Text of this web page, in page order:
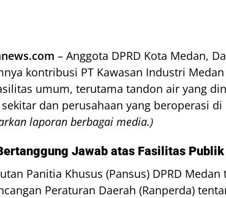
– Anggota DPRD Kota Medan,
kontribusi PT Kawasan Industri Medan
umum, terutama tandon air yang
dan perusahaan yang beroperasi
laporan berbagai media.)
Jawab atas Fasilitas Publik
Panitia Khusus (Pansus) DPRD Medan
Peraturan Daerah (Ranperda)